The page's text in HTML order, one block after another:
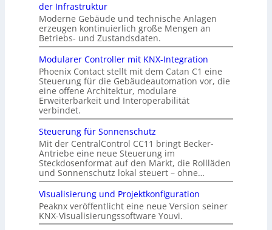
der Infrastruktur
Moderne Gebäude und technische Anlagen
erzeugen kontinuierlich große Mengen an
Betriebs- und Zustandsdaten.
Modularer Controller mit KNX-Integration
Phoenix Contact stellt mit dem Catan C1 eine
Steuerung für die Gebäudeautomation vor, die
eine offene Architektur, modulare
Erweiterbarkeit und Interoperabilität
verbindet.
Steuerung für Sonnenschutz
Mit der CentralControl CC11 bringt Becker-
Antriebe eine neue Steuerung im
Steckdosenformat auf den Markt, die Rollläden
und Sonnenschutz lokal steuert – ohne…
Visualisierung und Projektkonfiguration
Peaknx veröffentlicht eine neue Version seiner
KNX-Visualisierungssoftware Youvi.